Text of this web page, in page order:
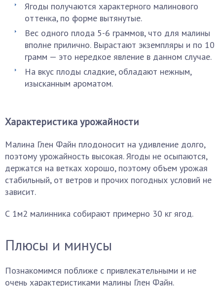
Ягоды получаются характерного малинового
оттенка, по форме вытянутые.
Вес одного плода 5-6 граммов, что для малины
вполне прилично. Вырастают экземпляры и по 10
грамм — это нередкое явление в данном случае.
На вкус плоды сладкие, обладают нежным,
изысканным ароматом.
Характеристика урожайности
Малина Глен Файн плодоносит на удивление долго,
поэтому урожайность высокая. Ягоды не осыпаются,
держатся на ветках хорошо, поэтому объем урожая
стабильный, от ветров и прочих погодных условий не
зависит.
С 1м2 малинника собирают примерно 30 кг ягод.
Плюсы и минусы
Познакомимся поближе с привлекательными и не
очень характеристиками малины Глен Файн.